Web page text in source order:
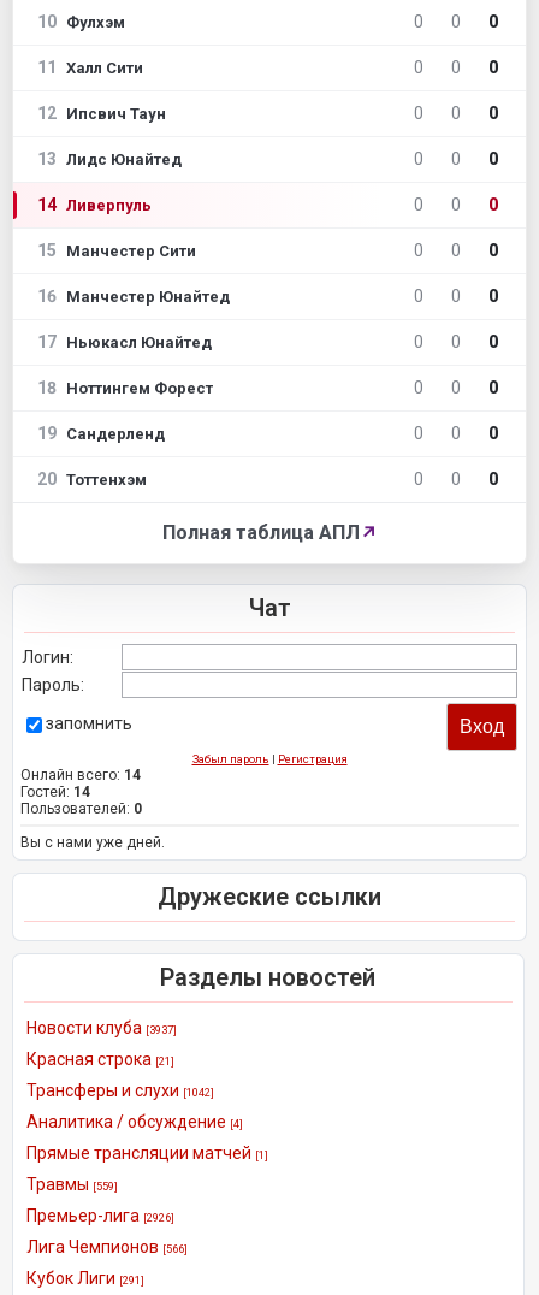
10 Фулхэм 0 0 0
11 Халл Сити 0 0 0
12 Ипсвич Таун 0 0 0
13 Лидс Юнайтед 0 0 0
14 Ливерпуль 0 0 0
15 Манчестер Сити 0 0 0
16 Манчестер Юнайтед 0 0 0
17 Ньюкасл Юнайтед 0 0 0
18 Ноттингем Форест 0 0 0
19 Сандерленд 0 0 0
20 Тоттенхэм 0 0 0
Полная таблица АПЛ ↗
Чат
Логин:
Пароль:
запомнить
Забыл пароль | Регистрация
Онлайн всего: 14
Гостей: 14
Пользователей: 0
Вы с нами уже дней.
Дружеские ссылки
Разделы новостей
Новости клуба [3937]
Красная строка [21]
Трансферы и слухи [1042]
Аналитика / обсуждение [4]
Прямые трансляции матчей [1]
Травмы [559]
Премьер-лига [2926]
Лига Чемпионов [566]
Кубок Лиги [291]